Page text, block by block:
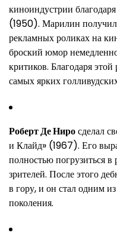
киноиндустрии
(1950). Марилин
рекламных роликах на
броский юмор
критиков. Благодаря
самых ярких
Роберт Де Ниросделал
и Клайд» (1967). Его
полностью погрузиться
зрителей. После этого
в гору, и он стал одним
поколения.